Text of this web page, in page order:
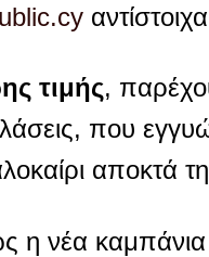
τιμής,
που
αποκτά
η νέα